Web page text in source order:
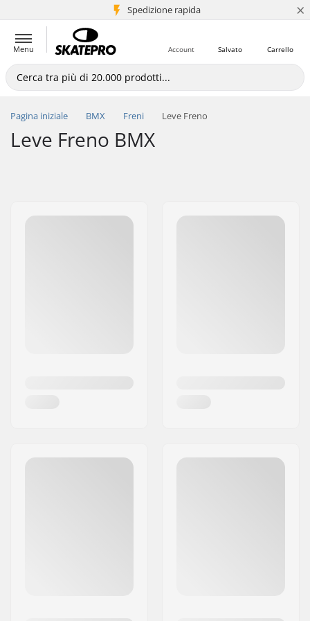
Spedizione rapida
+5 mln di clienti ×
Menu Carrello
Salvato
Account
Pagina iniziale BMX Freni Leve Freno
Leve Freno BMX